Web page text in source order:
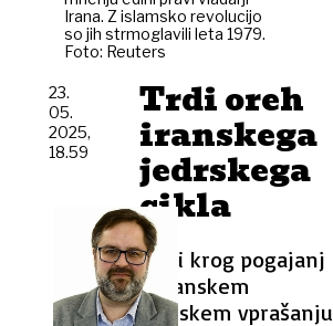
Irana. Z islamsko revolucijo
so jih strmoglavili leta 1979.
Foto: Reuters
Trdi oreh
iranskega
jedrskega
cikla
Novi krog pogajanj
o iranskem
jedrskem vprašanju
23.
05.
2025,
18.59